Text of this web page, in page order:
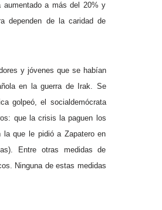
aumentado a más del 20% y
dependen de la caridad de
y jóvenes que se habían
en la guerra de Irak. Se
golpeó, el socialdemócrata
que la crisis la paguen los
la que le pidió a Zapatero en
Entre otras medidas de
Ninguna de estas medidas